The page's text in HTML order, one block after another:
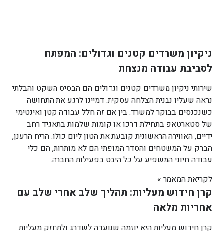
ניקיון משרדים קטנים וגדולים: המפתח
לסביבת עבודה מנצחת
שירותי ניקיון משרדים קטנים וגדולים הם הבסיס השקט והבלתי
נראה שעליו נבנית הצלחה עסקית. דמיינו לרגע את התחושה
כשנכנסים בבוקר למשרד. בין אם זה חלל עבודה קטן ואינטימי
של סטארטאפ בתחילת דרכו או קומות שלמות בתאגיד רחב
ידיים, האווירה הראשונית קובעת את הטון ליום כולו. הריח הרענן,
הברק על המשטחים והסדר המופתי הם לא מותרות, הם כלי
עבודה חיוני המשפיע על כל היבט בפעילות החברה.
לקריאת המאמר »
קרן חידוש מעליות: תהליך שלב אחרי שלב עם
אחריות מלאה
קרן חידוש מעליות היא יוזמה שנועדה לשדרג ולתחזק מעליות